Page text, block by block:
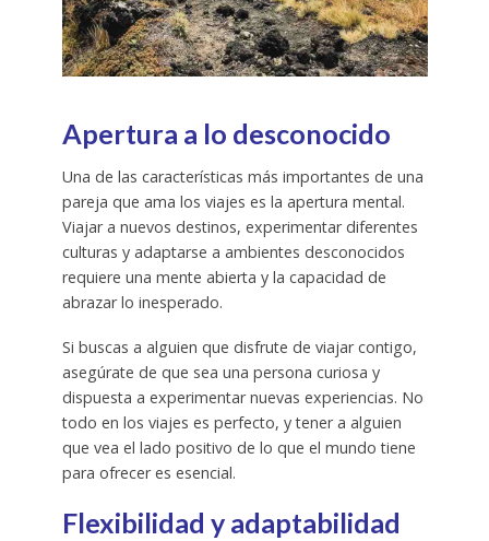
Apertura a lo desconocido
Una de las características más importantes de una
pareja que ama los viajes es la apertura mental.
Viajar a nuevos destinos, experimentar diferentes
culturas y adaptarse a ambientes desconocidos
requiere una mente abierta y la capacidad de
abrazar lo inesperado.
Si buscas a alguien que disfrute de viajar contigo,
asegúrate de que sea una persona curiosa y
dispuesta a experimentar nuevas experiencias. No
todo en los viajes es perfecto, y tener a alguien
que vea el lado positivo de lo que el mundo tiene
para ofrecer es esencial.
Flexibilidad y adaptabilidad